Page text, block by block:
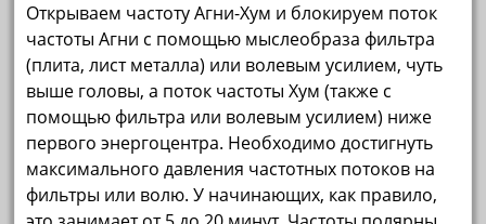
Открываем частоту Агни-Хум и блокируем поток
частоты Агни с помощью мыслеобраза фильтра
(плита, лист металла) или волевым усилием, чуть
выше головы, а поток частоты Хум (также с
помощью фильтра или волевым усилием) ниже
первого энергоцентра. Необходимо достигнуть
максимального давления частотных потоков на
фильтры или волю. У начинающих, как правило,